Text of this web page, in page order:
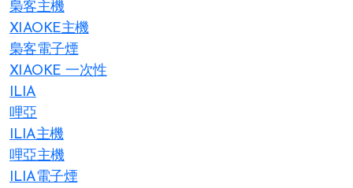
梟客主機
XIAOKE主機
梟客電子煙
XIAOKE 一次性
ILIA
哩亞
ILIA主機
哩亞主機
ILIA電子煙